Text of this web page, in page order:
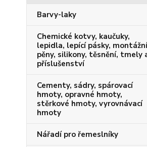
Barvy-laky
Chemické kotvy, kaučuky,
lepidla, lepící pásky, montážní
pěny, silikony, těsnění, tmely
příslušenství
Cementy, sádry, spárovací
hmoty, opravné hmoty,
stěrkové hmoty, vyrovnávací
hmoty
Nářadí pro řemeslníky